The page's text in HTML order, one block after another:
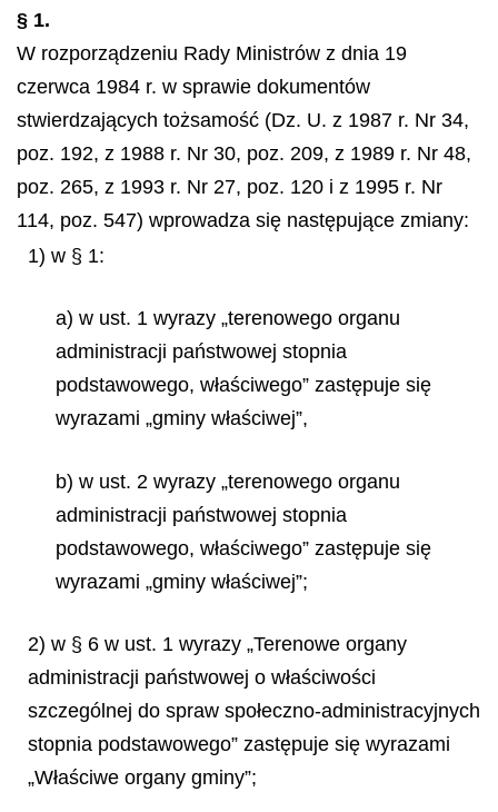
§ 1.
W rozporządzeniu Rady Ministrów z dnia 19
czerwca 1984 r. w sprawie dokumentów
stwierdzających tożsamość (Dz. U. z 1987 r. Nr 34,
poz. 192, z 1988 r. Nr 30, poz. 209, z 1989 r. Nr 48,
poz. 265, z 1993 r. Nr 27, poz. 120 i z 1995 r. Nr
114, poz. 547) wprowadza się następujące zmiany:
1) w § 1:
a) w ust. 1 wyrazy „terenowego organu
administracji państwowej stopnia
podstawowego, właściwego” zastępuje się
wyrazami „gminy właściwej”,
b) w ust. 2 wyrazy „terenowego organu
administracji państwowej stopnia
podstawowego, właściwego” zastępuje się
wyrazami „gminy właściwej”;
2) w § 6 w ust. 1 wyrazy „Terenowe organy
administracji państwowej o właściwości
szczególnej do spraw społeczno-administracyjnych
stopnia podstawowego” zastępuje się wyrazami
„Właściwe organy gminy”;